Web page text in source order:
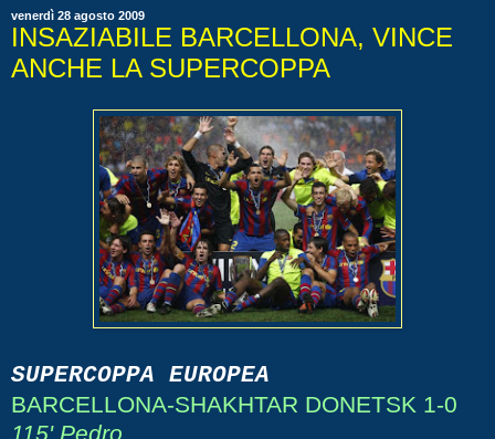
venerdì 28 agosto 2009
INSAZIABILE BARCELLONA, VINCE
ANCHE LA SUPERCOPPA
SUPERCOPPA EUROPEA
BARCELLONA-SHAKHTAR DONETSK 1-0
115' Pedro